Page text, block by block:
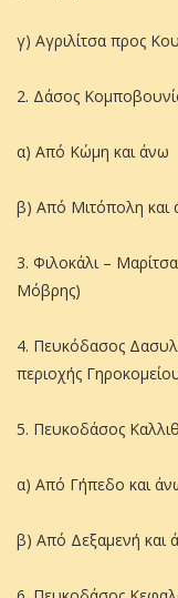
γ) Αγριλίτσα προς
2. Δάσος
α) Από Κώμη και άνω
β) Από Μιτόπολη και
3. Φιλοκάλι –
Μόβρης)
4. Πευκόδασος
περιοχής
5. Πευκοδάσος
α) Από Γήπεδο και
β) Από Δεξαμενή και